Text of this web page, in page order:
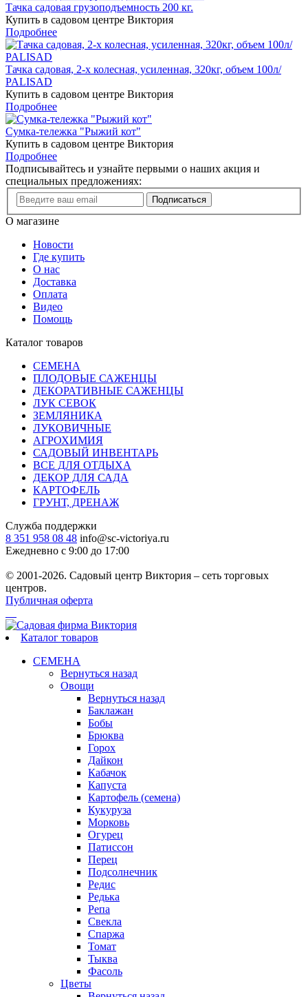
Тачка садовая грузоподъемность 200 кг.
Купить в садовом центре Виктория
Подробнее
Тачка садовая, 2-х колесная, усиленная, 320кг, объем 100л/
PALISAD
Купить в садовом центре Виктория
Подробнее
Сумка-тележка "Рыжий кот"
Купить в садовом центре Виктория
Подробнее
Подписывайтесь и узнайте первыми о наших акция и
специальных предложениях:
Подписаться
О магазине
Новости
Где купить
О нас
Доставка
Оплата
Видео
Помощь
Каталог товаров
СЕМЕНА
ПЛОДОВЫЕ САЖЕНЦЫ
ДЕКОРАТИВНЫЕ САЖЕНЦЫ
ЛУК СЕВОК
ЗЕМЛЯНИКА
ЛУКОВИЧНЫЕ
АГРОХИМИЯ
САДОВЫЙ ИНВЕНТАРЬ
ВСЕ ДЛЯ ОТДЫХА
ДЕКОР ДЛЯ САДА
КАРТОФЕЛЬ
ГРУНТ, ДРЕНАЖ
Служба поддержки
8 351 958 08 48 info@sc-victoriya.ru
Ежедневно с 9:00 до 17:00
© 2001-2026. Садовый центр Виктория – сеть торговых
центров.
Публичная оферта
Каталог товаров
СЕМЕНА
Вернуться назад
Овощи
Вернуться назад
Баклажан
Бобы
Брюква
Горох
Дайкон
Кабачок
Капуста
Картофель (семена)
Кукуруза
Морковь
Огурец
Патиссон
Перец
Подсолнечник
Редис
Редька
Репа
Свекла
Спаржа
Томат
Тыква
Фасоль
Цветы